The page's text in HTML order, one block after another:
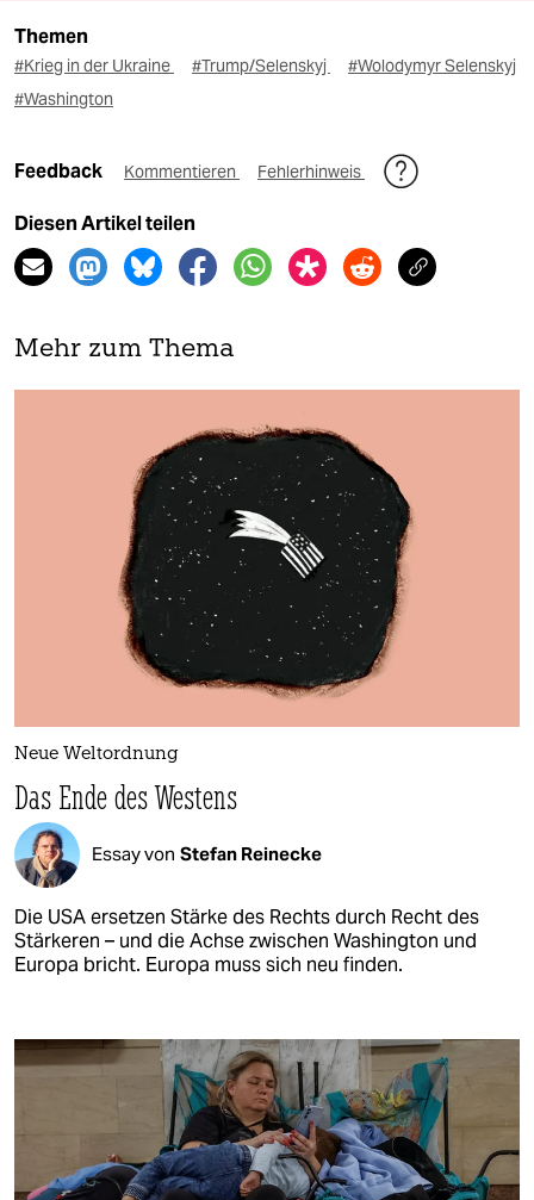
Themen
#Krieg in der Ukraine #Trump/Selenskyj
#Wolodymyr Selenskyj
#Washington
Feedback Kommentieren Fehlerhinweis
Diesen Artikel teilen
Mehr zum Thema
Neue Weltordnung
Das Ende des Westens
Essay von Stefan Reinecke
Die USA ersetzen Stärke des Rechts durch Recht des
Stärkeren – und die Achse zwischen Washington und
Europa bricht. Europa muss sich neu finden.